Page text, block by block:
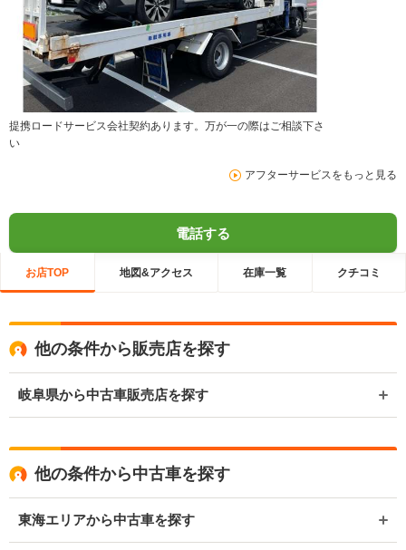
提携ロードサービス会社契約あります。万が一の際はご相談下さ
い
アフターサービスをもっと見る
電話する
お店TOP 地図&アクセス 在庫一覧 クチコミ
他の条件から販売店を探す
岐阜県から中古車販売店を探す
他の条件から中古車を探す
東海エリアから中古車を探す